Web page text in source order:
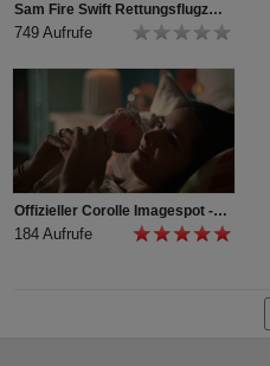
Sam Fire Swift Rettungsflugzeug TV-Spot
749 Aufrufe
Offizieller Corolle Imagespot - Französische Puppen mit Charme
184 Aufrufe